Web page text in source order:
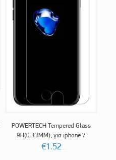
POWERTECH Tempered Glass
9H(0.33MM), για iphone 7
€1.52